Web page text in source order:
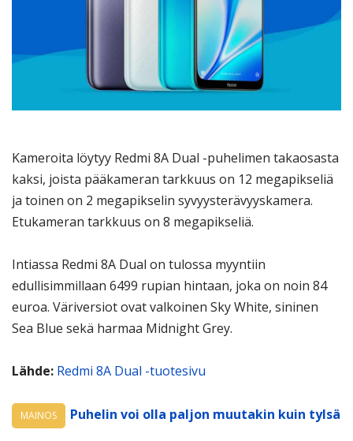
Kameroita löytyy Redmi 8A Dual -puhelimen takaosasta
kaksi, joista pääkameran tarkkuus on 12 megapikseliä
ja toinen on 2 megapikselin syvyysterävyyskamera.
Etukameran tarkkuus on 8 megapikseliä.
Intiassa Redmi 8A Dual on tulossa myyntiin
edullisimmillaan 6499 rupian hintaan, joka on noin 84
euroa. Väriversiot ovat valkoinen Sky White, sininen
Sea Blue sekä harmaa Midnight Grey.
Lähde: Redmi 8A Dual -tuotesivu
MAINOS
Puhelin voi olla paljon muutakin kuin tylsä